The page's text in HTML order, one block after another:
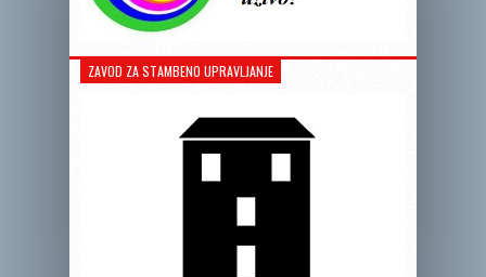
ZAVOD ZA STAMBENO UPRAVLJANJE